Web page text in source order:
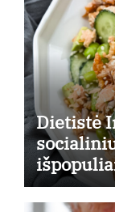
Dietistė
receptu